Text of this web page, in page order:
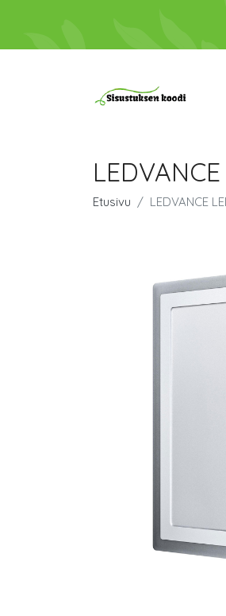
Etusivu LEDVANCE